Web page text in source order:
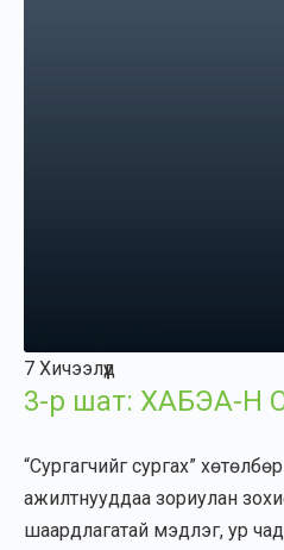
7 Хичээлүүд
3-р шат: ХАБЭА-Н
“Сургагчийг сургах”
ажилтнууддаа зориулан
шаардлагатай мэдлэг, ур